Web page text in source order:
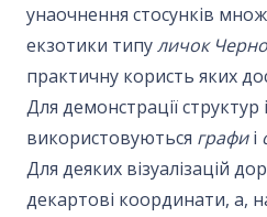
унаочнення стосунків
екзотики типуличок
практичну користь яких
Для демонстрації структур
використовуються графиі
Для деяких візуалізацій
декартові координати, а,